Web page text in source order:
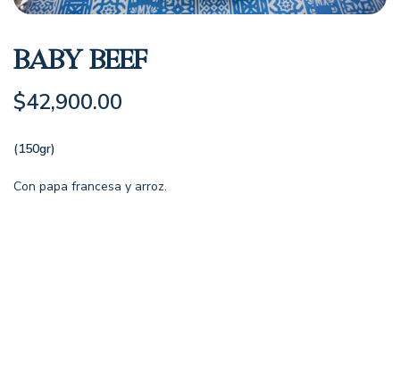
Baby Beef
$42,900.00
(150gr)
Con papa francesa y arroz.